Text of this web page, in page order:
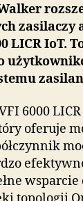
zasilaczy
LICR IoT.
6000 LICR
oferuje
wsparcie